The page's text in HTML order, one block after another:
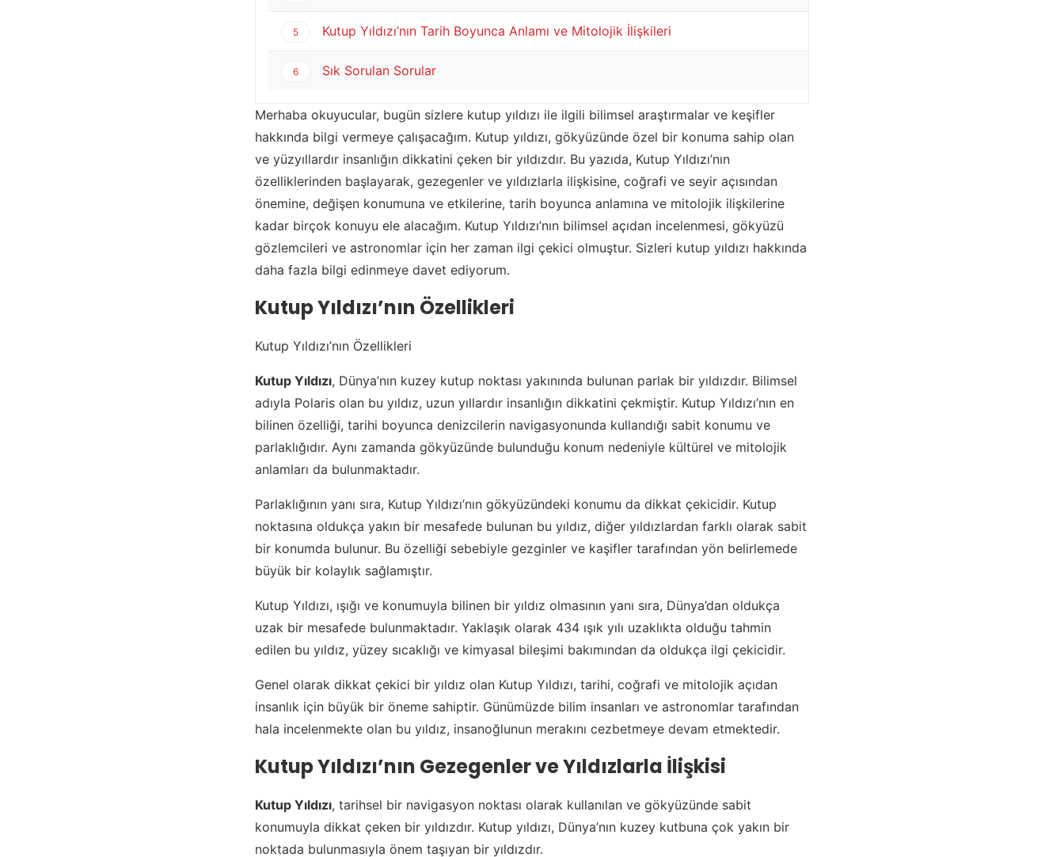
5 Kutup Yıldızı’nın Tarih Boyunca Anlamı ve Mitolojik İlişkileri
6 Sık Sorulan Sorular
Merhaba okuyucular, bugün sizlere kutup yıldızı ile ilgili bilimsel araştırmalar ve keşifler
hakkında bilgi vermeye çalışacağım. Kutup yıldızı, gökyüzünde özel bir konuma sahip olan
ve yüzyıllardır insanlığın dikkatini çeken bir yıldızdır. Bu yazıda, Kutup Yıldızı’nın
özelliklerinden başlayarak, gezegenler ve yıldızlarla ilişkisine, coğrafi ve seyir açısından
önemine, değişen konumuna ve etkilerine, tarih boyunca anlamına ve mitolojik ilişkilerine
kadar birçok konuyu ele alacağım. Kutup Yıldızı’nın bilimsel açıdan incelenmesi, gökyüzü
gözlemcileri ve astronomlar için her zaman ilgi çekici olmuştur. Sizleri kutup yıldızı hakkında
daha fazla bilgi edinmeye davet ediyorum.
Kutup Yıldızı’nın Özellikleri
Kutup Yıldızı’nın Özellikleri
Kutup Yıldızı, Dünya’nın kuzey kutup noktası yakınında bulunan parlak bir yıldızdır. Bilimsel
adıyla Polaris olan bu yıldız, uzun yıllardır insanlığın dikkatini çekmiştir. Kutup Yıldızı’nın en
bilinen özelliği, tarihi boyunca denizcilerin navigasyonunda kullandığı sabit konumu ve
parlaklığıdır. Aynı zamanda gökyüzünde bulunduğu konum nedeniyle kültürel ve mitolojik
anlamları da bulunmaktadır.
Parlaklığının yanı sıra, Kutup Yıldızı’nın gökyüzündeki konumu da dikkat çekicidir. Kutup
noktasına oldukça yakın bir mesafede bulunan bu yıldız, diğer yıldızlardan farklı olarak sabit
bir konumda bulunur. Bu özelliği sebebiyle gezginler ve kaşifler tarafından yön belirlemede
büyük bir kolaylık sağlamıştır.
Kutup Yıldızı, ışığı ve konumuyla bilinen bir yıldız olmasının yanı sıra, Dünya’dan oldukça
uzak bir mesafede bulunmaktadır. Yaklaşık olarak 434 ışık yılı uzaklıkta olduğu tahmin
edilen bu yıldız, yüzey sıcaklığı ve kimyasal bileşimi bakımından da oldukça ilgi çekicidir.
Genel olarak dikkat çekici bir yıldız olan Kutup Yıldızı, tarihi, coğrafi ve mitolojik açıdan
insanlık için büyük bir öneme sahiptir. Günümüzde bilim insanları ve astronomlar tarafından
hala incelenmekte olan bu yıldız, insanoğlunun merakını cezbetmeye devam etmektedir.
Kutup Yıldızı’nın Gezegenler ve Yıldızlarla İlişkisi
Kutup Yıldızı, tarihsel bir navigasyon noktası olarak kullanılan ve gökyüzünde sabit
konumuyla dikkat çeken bir yıldızdır. Kutup yıldızı, Dünya’nın kuzey kutbuna çok yakın bir
noktada bulunmasıyla önem taşıyan bir yıldızdır.